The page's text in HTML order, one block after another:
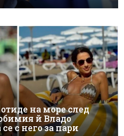
на море след
й Владо
се с него за пари